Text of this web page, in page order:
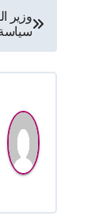
تصفّح
وزير
سياسة